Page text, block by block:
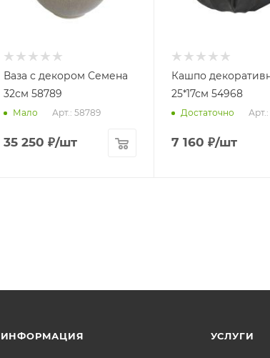
Ваза с декором Семена
32см 58789
Мало Арт.: 58789
35 250 ₽/шт
Кашпо
25*17см 54968
Достаточно
7 160 ₽/шт
ИНФОРМАЦИЯ УСЛУГИ